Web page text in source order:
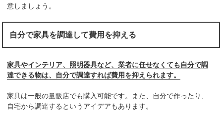
意しましょう。
自分で家具を調達して費用を抑える
家具やインテリア、照明器具など、業者に任せなくても自分で調
達できる物は、自分で調達すれば費用を抑えられます。
家具は一般の量販店でも購入可能です。また、自分で作ったり、
自宅から調達するというアイデアもあります。